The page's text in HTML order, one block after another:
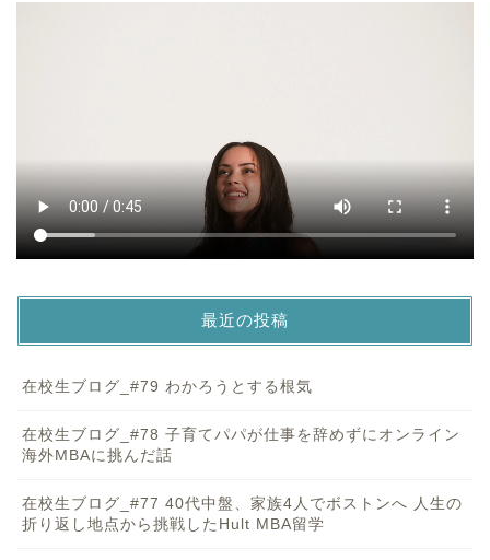
最近の投稿
在校生ブログ_#79 わかろうとする根気
在校生ブログ_#78 子育てパパが仕事を辞めずにオンライン
海外MBAに挑んだ話
在校生ブログ_#77 40代中盤、家族4人でボストンへ 人生の
折り返し地点から挑戦したHult MBA留学